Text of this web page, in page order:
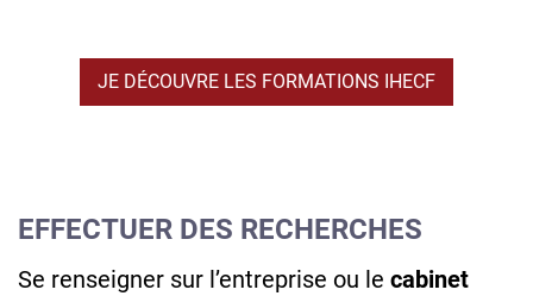
JE DÉCOUVRE LES FORMATIONS IHECF
EFFECTUER DES RECHERCHES
Se renseigner sur l’entreprise ou le cabinet